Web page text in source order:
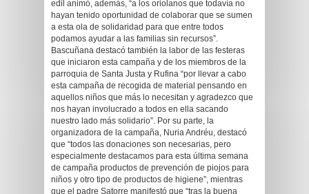
edil animó, además, “a los oriolanos que todavía no
hayan tenido oportunidad de colaborar que se sumen
a esta ola de solidaridad para que entre todos
podamos ayudar a las familias sin recursos”.
Bascuñana destacó también la labor de las festeras
que iniciaron esta campaña y de los miembros de la
parroquia de Santa Justa y Rufina “por llevar a cabo
esta campaña de recogida de material pensando en
aquellos niños que más lo necesitan y agradezco que
nos hayan involucrado a todos en ella sacando
nuestro lado más solidario”. Por su parte, la
organizadora de la campaña, Nuria Andréu, destacó
que “todos las donaciones son necesarias, pero
especialmente destacamos para esta última semana
de campaña productos de prevención de piojos para
niños y otro tipo de productos de higiene”, mientras
que el padre Satorre manifestó que “tras la buena